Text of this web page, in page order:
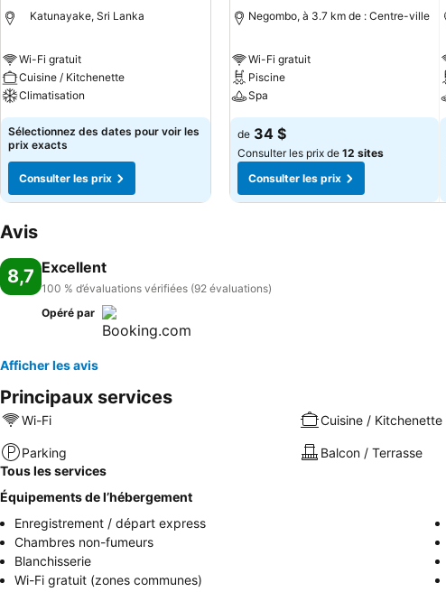
Katunayake, Sri Lanka
Wi-Fi gratuit
Cuisine / Kitchenette
Climatisation
Sélectionnez des dates pour voir les
prix exacts
Consulter les prix
Negombo, à 3.7 km de : Centre-ville
Wi-Fi gratuit
Piscine
Spa
de 34 $
Consulter les prix de 12 sites
Consulter les prix
Avis
8,7 Excellent
100 % d’évaluations vérifiées (92 évaluations)
Opéré par
Afficher les avis
Principaux services
Wi-Fi Cuisine / Kitchenette
Parking Balcon / Terrasse
Tous les services
Équipements de l’hébergement
Enregistrement / départ express
Chambres non-fumeurs
Blanchisserie
Wi-Fi gratuit (zones communes)